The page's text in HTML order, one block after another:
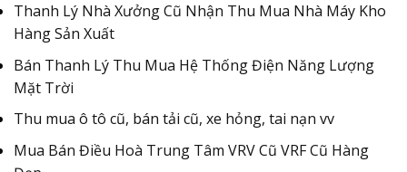
Thanh Lý Nhà Xưởng Cũ Nhận Thu Mua Nhà Máy Kho
Hàng Sản Xuất
Bán Thanh Lý Thu Mua Hệ Thống Điện Năng Lượng
Mặt Trời
Thu mua ô tô cũ, bán tải cũ, xe hỏng, tai nạn vv
Mua Bán Điều Hoà Trung Tâm VRV Cũ VRF Cũ Hàng